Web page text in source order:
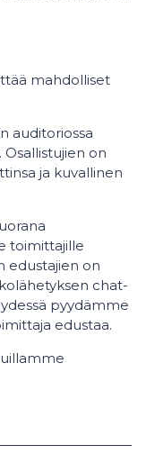
mahdolliset
auditoriossa
Osallistujien on
ja kuvallinen
toimittajille
edustajien on
chat-
pyydämme
edustaa.